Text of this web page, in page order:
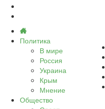
Политика
В мире
Россия
Украина
Крым
Мнение
Общество